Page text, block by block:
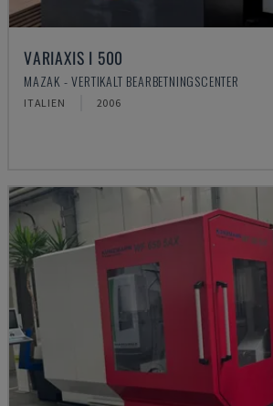
VARIAXIS I 500
MAZAK - VERTIKALT BEARBETNINGSCENTER
ITALIEN 2006